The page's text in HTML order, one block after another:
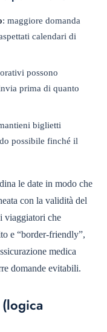
: maggiore domanda
calendari di
possono
prima di quanto
biglietti
possibile finché il
le date in modo che
con la validità del
viaggiatori che
e “border-friendly”,
medica
domande evitabili.